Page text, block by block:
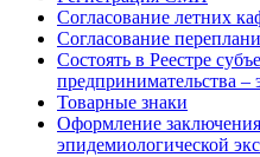
Согласование летних
Согласование
Состоять в Реестре
предпринимательства –
Товарные знаки
Оформление
эпидемиологической